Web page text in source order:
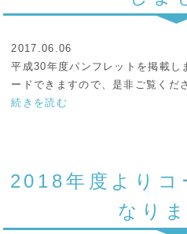
2017.06.06
平成30年度パンフレットを掲載し
ードできますので、是非ご覧く
続きを読む
2018年度よりコ
なりま